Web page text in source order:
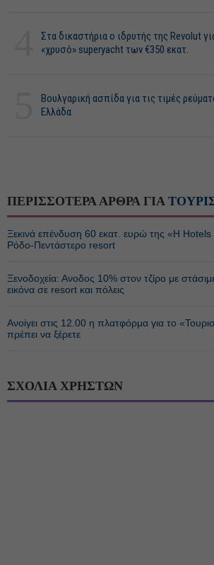
Στα δικαστήρια ο ιδρυτής της Revolut
«χρυσό» superyacht των €350 εκατ.
Βουλγαρική ασπίδα για τις τιμές
Ελλάδα
ΠΕΡΙΣΣΟΤΕΡΑ ΑΡΘΡΑ ΓΙΑ
Ξεκινά επένδυση 60 εκατ. ευρώ της «H
Ρόδο-Πεντάστερο resort
Ξενοδοχεία: Ανοδος 10% στον τζίρο με
εικόνα σε resort και πόλεις
Ανοίγει στις 12.00 η πλατφόρμα για το
πρέπει να ξέρετε
ΣΧΟΛΙΑ ΧΡΗΣΤΩΝ